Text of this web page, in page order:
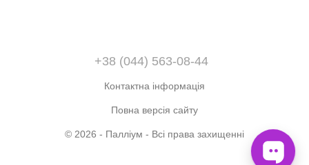
+38 (044) 563-08-44
Контактна інформація
Повна версія сайту
© 2026 - Палліум - Всі права захищенні